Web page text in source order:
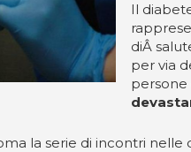
Il
diÂ
per via
persone
la serie di incontri